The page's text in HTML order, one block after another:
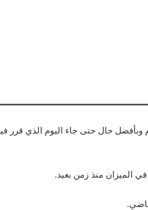
وبأفضل حال حتى جاء اليوم الذي قرر
الميزان منذ زمن بعيد.